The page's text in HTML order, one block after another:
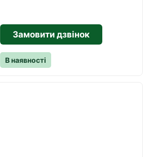
Замовити дзвінок
В наявності